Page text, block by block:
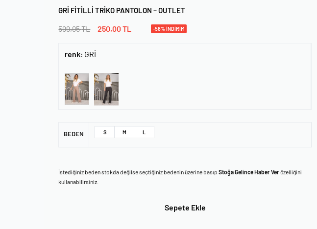
GRI FITILLI TRIKO PANTOLON – OUTLET
599,95TL 250,00TL -58% İNDİRİM
renk: GRİ
BEDEN S M L
İstediğiniz beden stokda değilse seçtiğiniz bedenin üzerine basıpStoğa Gelince Haber Verözelliğini
kullanabilirsiniz.
Sepete Ekle